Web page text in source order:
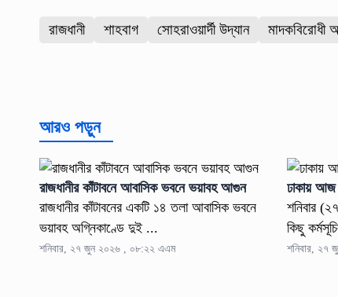
রাজধানী শাহবাগ সোহরাওয়ার্দী উদ্যান মাদকবিরোধী
আরও পড়ুন
রাজধানীর কাঁটাবনে আবাসিক ভবনে ভয়াবহ আগুন
রাজধানীর কাঁটাবনের একটি ১৪ তলা আবাসিক ভবনে
ভয়াবহ অগ্নিকাণ্ডে দুই ...
শনিবার, ২৭ জুন ২০২৬ , ০৮:২২ এএম
ঢাকায় আজ
শনিবার
কিছু
শনিবার,